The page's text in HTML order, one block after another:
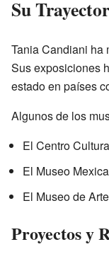
Su
Tania Candiani ha
Sus exposiciones
estado en países
Algunos de los
El Centro
El Museo
El Museo de
Proyectos y